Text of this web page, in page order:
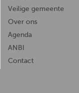
Veilige gemeente
Over ons
Agenda
ANBI
Contact